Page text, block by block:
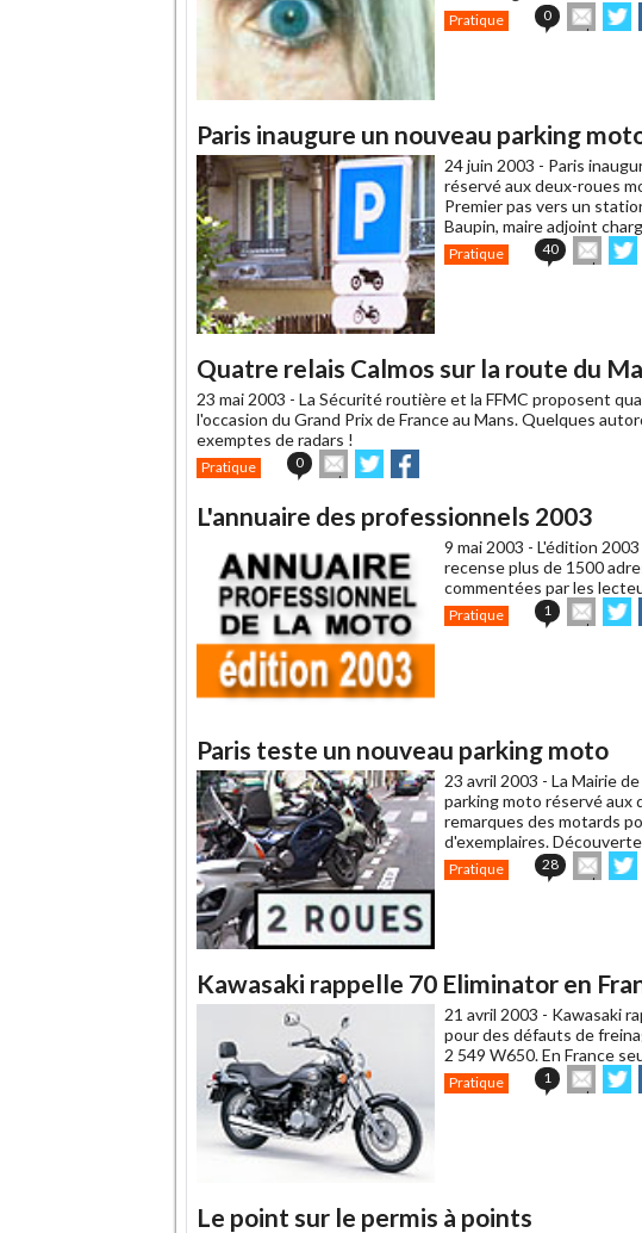
Pratique 0
cet sur
Paris inaugure un nouveau parking
24 juin 2003 - Paris
réservé aux deux-roues
Premier pas vers un
Baupin, maire adjoint
Pratique 40
cet sur
Quatre relais Calmos sur la route du
23 mai 2003 - La Sécurité routière et la FFMC proposent
l'occasion du Grand Prix de France au Mans. Quelques
exemptes de radars !
Pratique 0
Envoyer
cet
à
ami
Partager
sur sur
L'annuaire des professionnels 2003
9 mai 2003 - L'édition
recense plus de 1500
commentées par les
Pratique 1
cet sur
Paris teste un nouveau parking moto
23 avril 2003 - La Mairie
parking moto réservé aux
remarques des motards
d'exemplaires.
Pratique 28
cet sur
Kawasaki rappelle 70 Eliminator en
21 avril 2003 - Kawasaki
pour des défauts de
2 549 W650. En France
Pratique 1
cet sur
Le point sur le permis à points